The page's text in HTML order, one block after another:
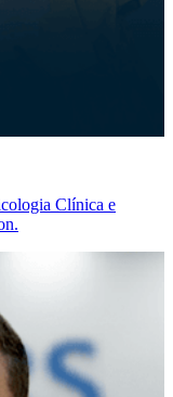
Clínica e